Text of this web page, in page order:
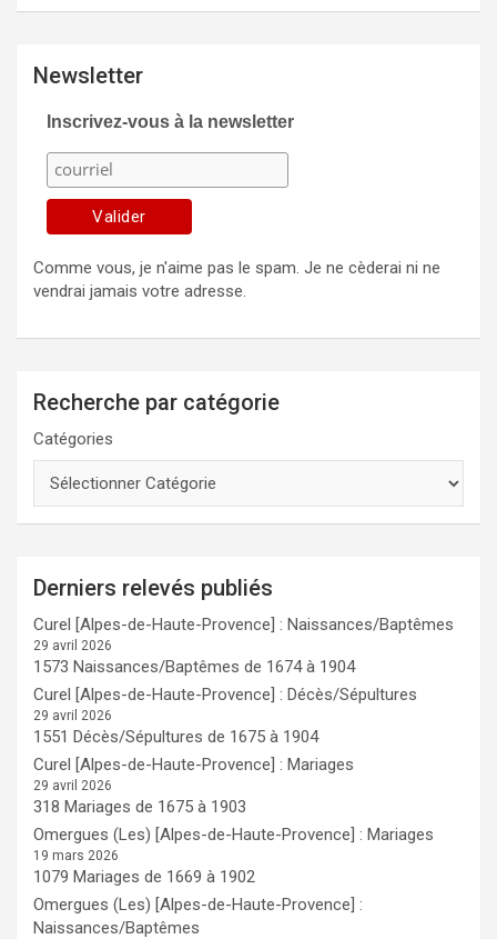
Newsletter
Inscrivez-vous à la newsletter
Comme vous, je n'aime pas le spam. Je ne cèderai ni ne
vendrai jamais votre adresse.
Recherche par catégorie
Catégories
Derniers relevés publiés
Curel [Alpes-de-Haute-Provence] : Naissances/Baptêmes
29 avril 2026
1573 Naissances/Baptêmes de 1674 à 1904
Curel [Alpes-de-Haute-Provence] : Décès/Sépultures
29 avril 2026
1551 Décès/Sépultures de 1675 à 1904
Curel [Alpes-de-Haute-Provence] : Mariages
29 avril 2026
318 Mariages de 1675 à 1903
Omergues (Les) [Alpes-de-Haute-Provence] : Mariages
19 mars 2026
1079 Mariages de 1669 à 1902
Omergues (Les) [Alpes-de-Haute-Provence] :
Naissances/Baptêmes